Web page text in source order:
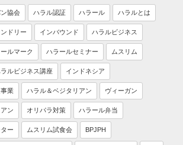
協会 ハラル認証 ハラール ハラルとは
ドリー インバウンド ハラルビジネス
ルマーク ハラールセミナー ムスリム
ルビジネス講座 インドネシア
業 ハラル＆ベジタリアン ヴィーガン
ン オリパラ対策 ハラール弁当
ー ムスリム試食会 BPJPH